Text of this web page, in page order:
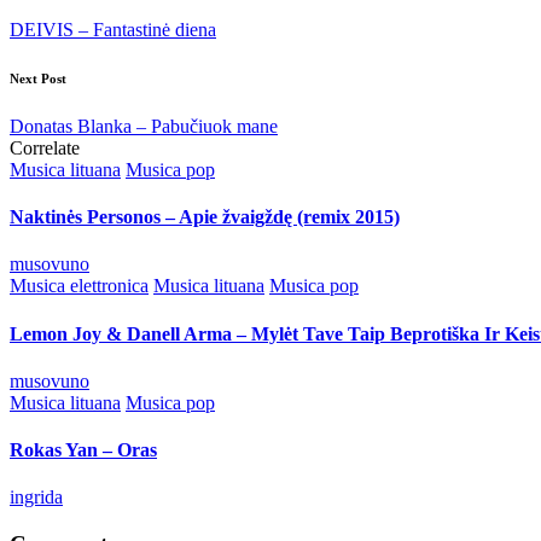
navigation
DEIVIS – Fantastinė diena
Next Post
Donatas Blanka – Pabučiuok mane
Correlate
Posted
Musica lituana Musica pop
Naktinės Personos – Apie žvaigždę (remix 2015)
Posted
by
musovuno
Posted
Musica elettronica Musica lituana Musica pop
Lemon Joy & Danell Arma – Mylėt Tave Taip Beprotiška Ir
Posted
by
musovuno
Posted
Musica lituana Musica pop
Rokas Yan – Oras
Posted
ingrida